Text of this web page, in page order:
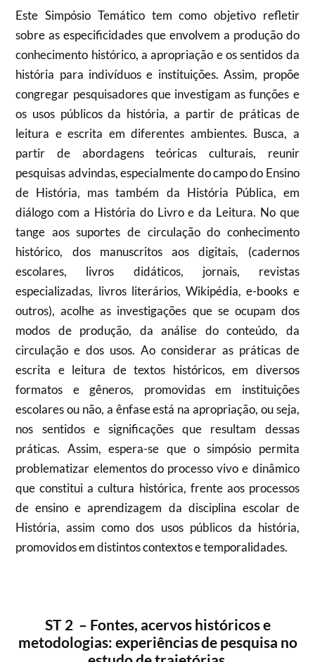
Este Simpósio Temático tem como objetivo refletir
sobre as especificidades que envolvem a produção do
conhecimento histórico, a apropriação e os sentidos da
história para indivíduos e instituições. Assim, propõe
congregar pesquisadores que investigam as funções e
os usos públicos da história, a partir de práticas de
leitura e escrita em diferentes ambientes. Busca, a
partir de abordagens teóricas culturais, reunir
pesquisas advindas, especialmente do campo do Ensino
de História, mas também da História Pública, em
diálogo com a História do Livro e da Leitura. No que
tange aos suportes de circulação do conhecimento
histórico, dos manuscritos aos digitais, (cadernos
escolares, livros didáticos, jornais, revistas
especializadas, livros literários, Wikipédia, e-books e
outros), acolhe as investigações que se ocupam dos
modos de produção, da análise do conteúdo, da
circulação e dos usos. Ao considerar as práticas de
escrita e leitura de textos históricos, em diversos
formatos e gêneros, promovidas em instituições
escolares ou não, a ênfase está na apropriação, ou seja,
nos sentidos e significações que resultam dessas
práticas. Assim, espera-se que o simpósio permita
problematizar elementos do processo vivo e dinâmico
que constitui a cultura histórica, frente aos processos
de ensino e aprendizagem da disciplina escolar de
História, assim como dos usos públicos da história,
promovidos em distintos contextos e temporalidades.
ST 2 – Fontes, acervos históricos e
metodologias: experiências de pesquisa no